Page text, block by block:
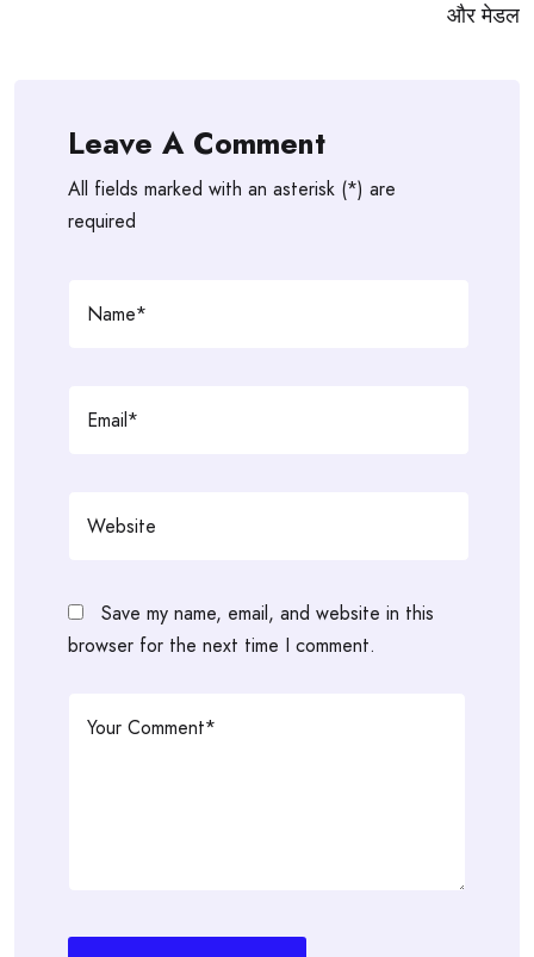
और मेडल
Leave A Comment
All fields marked with an asterisk (*) are
required
Save my name, email, and website in this
browser for the next time I comment.